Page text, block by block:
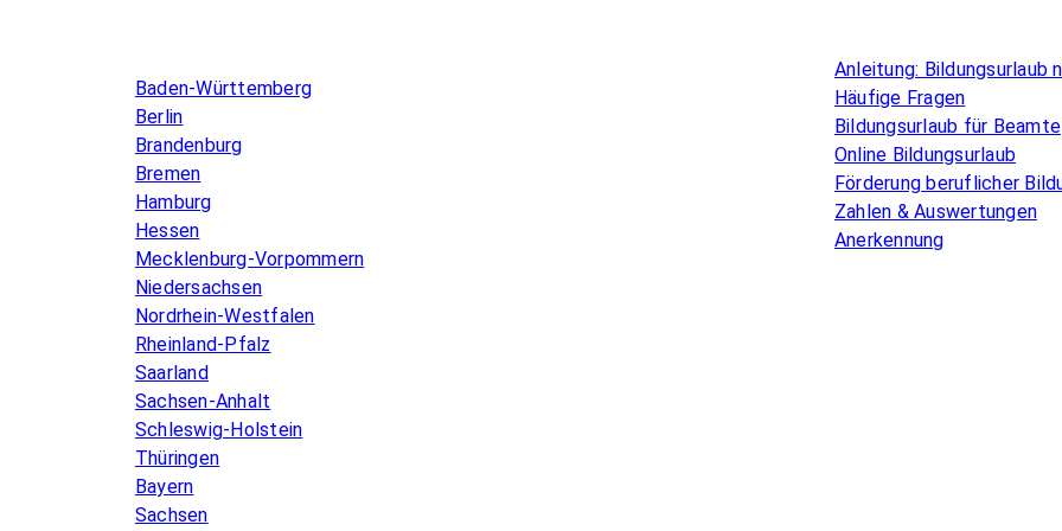
Baden-Württemberg
Berlin
Brandenburg
Bremen
Hamburg
Hessen
Mecklenburg-Vorpommern
Niedersachsen
Nordrhein-Westfalen
Rheinland-Pfalz
Saarland
Sachsen-Anhalt
Schleswig-Holstein
Thüringen
Bayern
Sachsen
Anleitung: Bildungsurlaub
Häufige Fragen
Bildungsurlaub für Beamte
Online Bildungsurlaub
Förderung beruflicher
Zahlen & Auswertungen
Anerkennung